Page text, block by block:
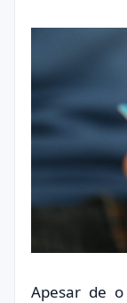
Apesar de